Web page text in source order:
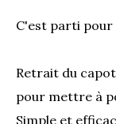
C'est parti pour
Retrait du
pour mettre à
Simple et